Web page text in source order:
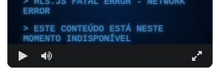
ERROR
ESTE CONTEÚDO ESTÁ NESTE
MOMENTO INDISPONÍVEL